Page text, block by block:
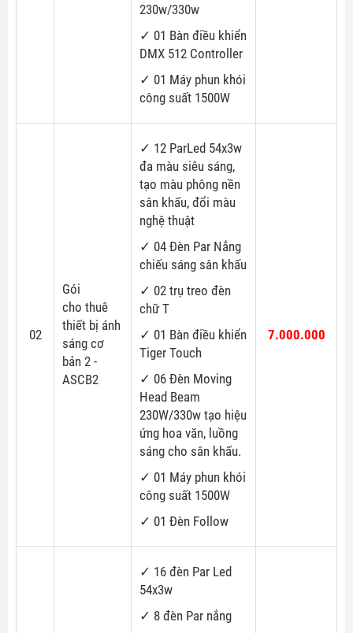
230w/330w
✓ 01 Bàn điều khiển
DMX 512 Controller
✓ 01 Máy phun khói
công suất 1500W
02
Gói
cho thuê
thiết bị ánh
sáng cơ
bản 2 -
ASCB2
✓ 12 ParLed 54x3w
đa màu siêu sáng,
tạo màu phông nền
sân khấu, đổi màu
nghệ thuật
✓ 04 Đèn Par Nắng
chiếu sáng sân khấu
✓ 02 trụ treo đèn
chữ T
✓ 01 Bàn điều khiển
Tiger Touch
✓ 06 Đèn Moving
Head Beam
230W/330w tạo hiệu
ứng hoa văn, luồng
sáng cho sân khấu.
✓ 01 Máy phun khói
công suất 1500W
✓ 01 Đèn Follow
7.000.000
✓ 16 đèn Par Led
54x3w
✓ 8 đèn Par nắng